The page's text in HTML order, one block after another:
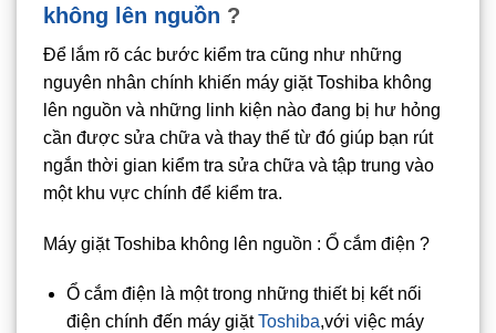
không lên nguồn ?
Để lắm rõ các bước kiểm tra cũng như những
nguyên nhân chính khiến máy giặt Toshiba không
lên nguồn và những linh kiện nào đang bị hư hỏng
cần được sửa chữa và thay thế từ đó giúp bạn rút
ngắn thời gian kiểm tra sửa chữa và tập trung vào
một khu vực chính để kiểm tra.
Máy giặt Toshiba không lên nguồn : Ổ cắm điện ?
Ổ cắm điện là một trong những thiết bị kết nối
điện chính đến máy giặtToshiba,với việc máy